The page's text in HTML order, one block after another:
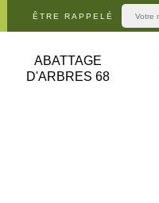
ÊTRE RAPPELÉ
ABATTAGE
D'ARBRES 68